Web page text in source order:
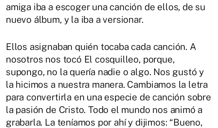
amiga iba a escoger una canción de ellos, de su
nuevo álbum, y la iba a versionar.
Ellos asignaban quién tocaba cada canción. A
nosotros nos tocó El cosquilleo, porque,
supongo, no la quería nadie o algo. Nos gustó y
la hicimos a nuestra manera. Cambiamos la letra
para convertirla en una especie de canción sobre
la pasión de Cristo. Todo el mundo nos animó a
grabarla. La teníamos por ahí y dijimos: “Bueno,